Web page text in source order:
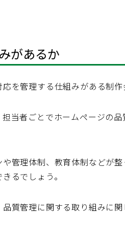
があるか
を管理する仕組みがある制作
当者ごとでホームページの
管理体制、教育体制などが
るでしょう。
質管理に関する取り組みに関